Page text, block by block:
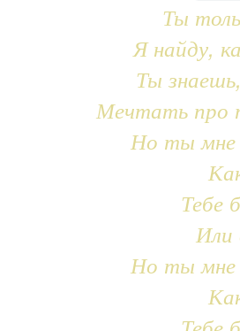
Ты
Я найду,
Ты
Мечтать про
Но ты мне
Тебе
Или
Но ты мне